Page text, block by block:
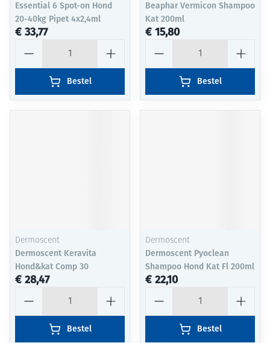
Essential 6 Spot-on Hond
20-40kg Pipet 4x2,4ml
€ 33,77
Bestel
Beaphar Vermicon Shampoo
Kat 200ml
€ 15,80
Bestel
Dermoscent
Dermoscent Keravita
Hond&kat Comp 30
€ 28,47
Bestel
Dermoscent
Dermoscent Pyoclean
Shampoo Hond Kat Fl 200ml
€ 22,10
Bestel